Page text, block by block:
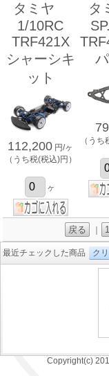
タミヤ
1/10RC
TRF421X
シャーシキ
ット
112,200 円/ヶ
（うち税(税込)円）
ヶ
タ
（うち
戻る 1
最近チェックした商品 ク
Copyright(c)